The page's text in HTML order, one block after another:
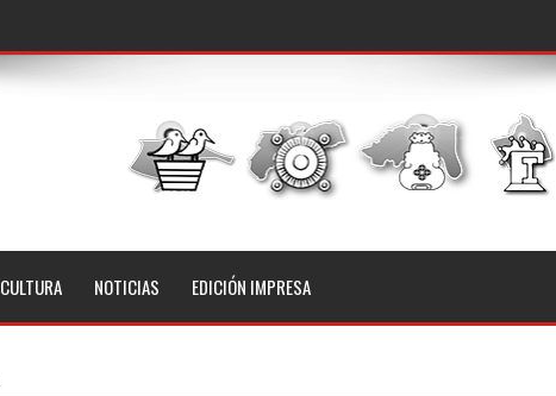
CULTURA NOTICIAS EDICIÓN IMPRESA